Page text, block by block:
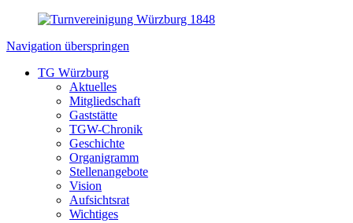
Navigation überspringen
TG Würzburg
Aktuelles
Mitgliedschaft
Gaststätte
TGW-Chronik
Geschichte
Organigramm
Stellenangebote
Vision
Aufsichtsrat
Wichtiges